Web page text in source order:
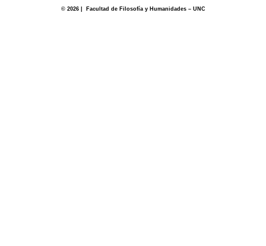
© 2026 | Facultad de Filosofía y Humanidades – UNC